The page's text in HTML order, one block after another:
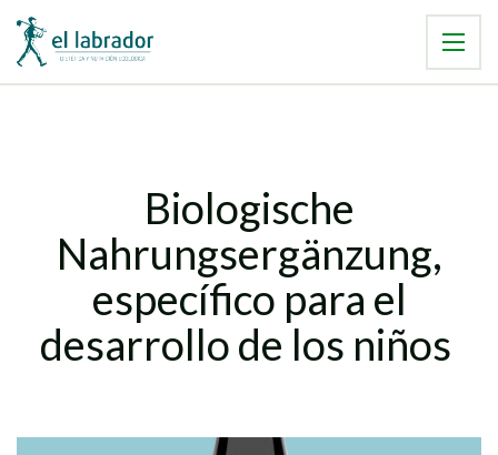
Biologische
Nahrungsergänzung,
específico para el
desarrollo de los niños